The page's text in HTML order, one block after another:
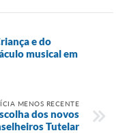
e do
musical em
MENOS RECENTE
dos novos
Tutelar